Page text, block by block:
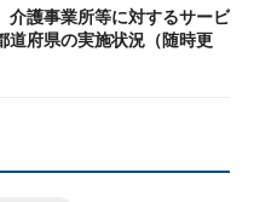
介護事業所等に対するサービ
府県の実施状況（随時更